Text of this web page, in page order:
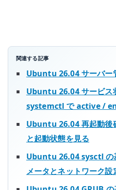
け
関連する記事
Ubuntu 26.04 サーバー
Ubuntu 26.04 サービス
systemctl で active /
Ubuntu 26.04 再起動後
と起動状態を見る
Ubuntu 26.04 sysctl の
メータとネットワーク設